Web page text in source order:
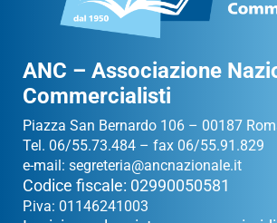
ANC – Associazione
Commercialisti
Piazza San Bernardo 106 – 00187
Tel. 06/55.73.484 – fax 06/55.91.829
e-mail: segreteria@ancnazionale.it
Codice fiscale: 02990050581
P.iva: 01146241003